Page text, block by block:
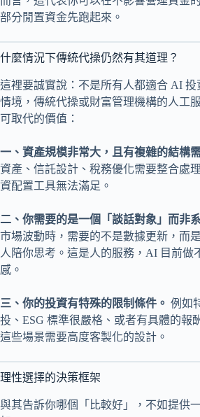
部分閒置資金先跑起來。
什麼情況下傳統代操仍然有其道理？
這裡要誠實說：不是所有人都適合 AI 投
情境，傳統代操或財富管理機構的人工
可取代的價值：
一、資產規模非常大，且有複雜的結構
資產、信託設計、稅務優化需要整合處
資配置工具無法滿足。
二、你需要的是一個「談話對象」而非
市場波動時，需要的不是數據更新，而
人陪你思考。這是人的服務，AI 目前做
感。
三、你的投資有特殊的限制條件。 例如
投、ESG 標準很嚴格、或者有具體的報
這些場景需要高度客製化的設計。
理性選擇的決策框架
與其告訴你哪個「比較好」，不如提供